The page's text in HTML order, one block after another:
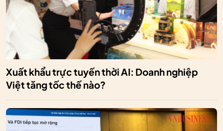
Xuất khẩu trực tuyến thời AI: Doanh nghiệp
Việt tăng tốc thế nào?